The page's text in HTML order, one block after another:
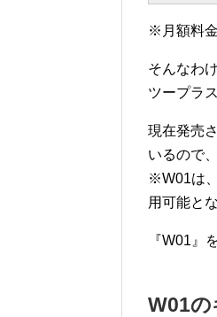
※月額料
そんなわ
ツープラ
現在発売
いるので
※W01は
用可能と
『W01』
W01の